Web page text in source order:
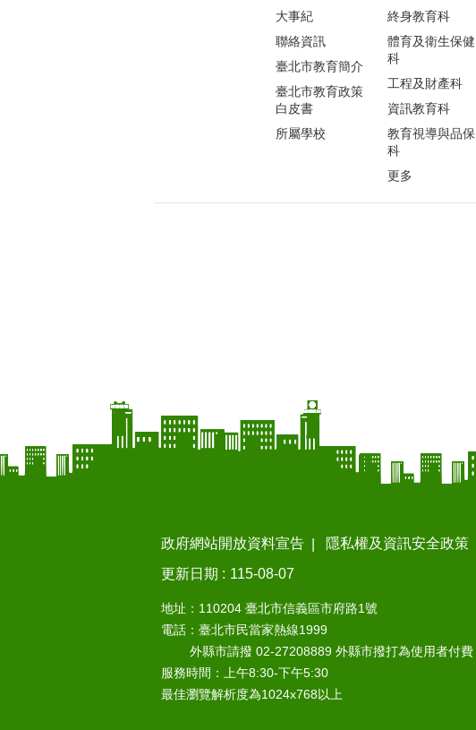
大事紀
聯絡資訊
臺北市教育簡介
臺北市教育政策
白皮書
所屬學校
終身教育科
體育及衛生保健
科
工程及財產科
資訊教育科
教育視導與品保
科
更多
政府網站開放資料宣告
隱私權及資訊安全政策
更新日期
115-08-07
地址：110204 臺北市信義區市府路1號
電話：臺北市民當家熱線1999
外縣市請撥 02-27208889 外縣市撥打為使用者付費
服務時間：上午8:30-下午5:30
最佳瀏覽解析度為1024x768以上